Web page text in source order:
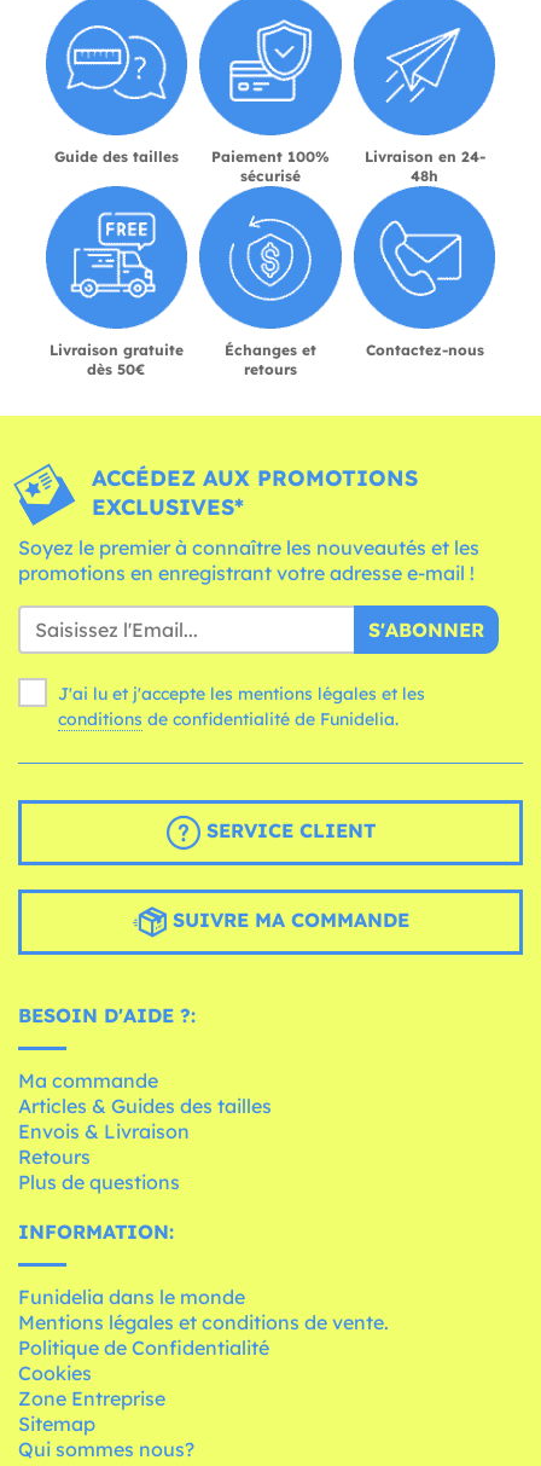
Guide des tailles
Paiement 100%
sécurisé
Livraison en 24-
48h
Livraison gratuite
dès 50€
Échanges et
retours
Contactez-nous
ACCÉDEZ AUX PROMOTIONS
EXCLUSIVES*
Soyez le premier à connaître les nouveautés et les
promotions en enregistrant votre adresse e-mail !
S'ABONNER
J'ai lu et j'accepte les mentions légales et les
conditions de confidentialité de Funidelia.
SERVICE CLIENT
SUIVRE MA COMMANDE
BESOIN D'AIDE ?:
Ma commande
Articles & Guides des tailles
Envois & Livraison
Retours
Plus de questions
INFORMATION:
Funidelia dans le monde
Mentions légales et conditions de vente.
Politique de Confidentialité
Cookies
Zone Entreprise
Sitemap
Qui sommes nous?